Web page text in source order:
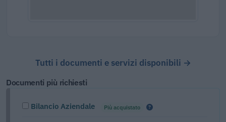
Tutti i documenti e servizi disponibili →
Documenti più richiesti
Bilancio Aziendale Più acquistato